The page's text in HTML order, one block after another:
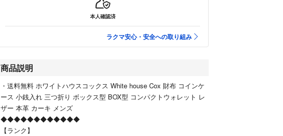
本人確認済
ラクマ安心・安全への取り組み
商品説明
・送料無料 ホワイトハウスコックス White house Cox 財布 コインケ
ース 小銭入れ 三つ折り ボックス型 BOX型 コンパクトウォレット レ
ザー 本革 カーキ メンズ
◆◆◆◆◆◆◆◆◆◆◆◆
【ランク】